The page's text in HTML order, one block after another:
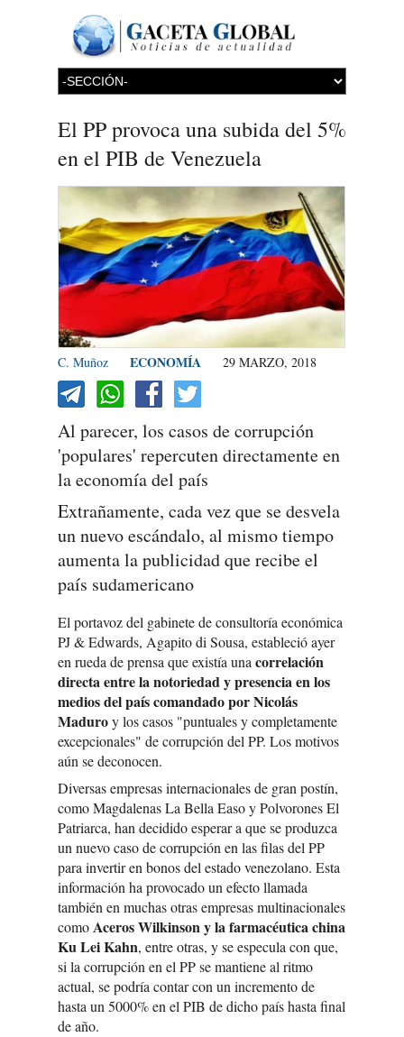
El PP provoca una subida del 5%
en el PIB de Venezuela
C. Muñoz ECONOMÍA 29 MARZO, 2018
Al parecer, los casos de corrupción
'populares' repercuten directamente en
la economía del país
Extrañamente, cada vez que se desvela
un nuevo escándalo, al mismo tiempo
aumenta la publicidad que recibe el
país sudamericano
El portavoz del gabinete de consultoría económica
PJ & Edwards, Agapito di Sousa, estableció ayer
en rueda de prensa que existía una correlación
directa entre la notoriedad y presencia en los
medios del país comandado por Nicolás
Maduroy los casos "puntuales y completamente
excepcionales" de corrupción del PP. Los motivos
aún se deconocen.
Diversas empresas internacionales de gran postín,
como Magdalenas La Bella Easo y Polvorones El
Patriarca, han decidido esperar a que se produzca
un nuevo caso de corrupción en las filas del PP
para invertir en bonos del estado venezolano. Esta
información ha provocado un efecto llamada
también en muchas otras empresas multinacionales
comoAceros Wilkinson y la farmacéutica china
Ku Lei Kahn, entre otras, y se especula con que,
si la corrupción en el PP se mantiene al ritmo
actual, se podría contar con un incremento de
hasta un 5000% en el PIB de dicho país hasta final
de año.